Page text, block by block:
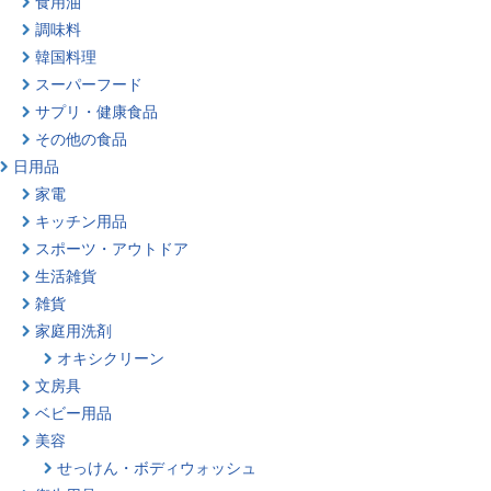
調味料
韓国料理
スーパーフード
サプリ・健康食品
その他の食品
日用品
家電
キッチン用品
スポーツ・アウトドア
生活雑貨
雑貨
家庭用洗剤
オキシクリーン
文房具
ベビー用品
美容
せっけん・ボディウォッシュ